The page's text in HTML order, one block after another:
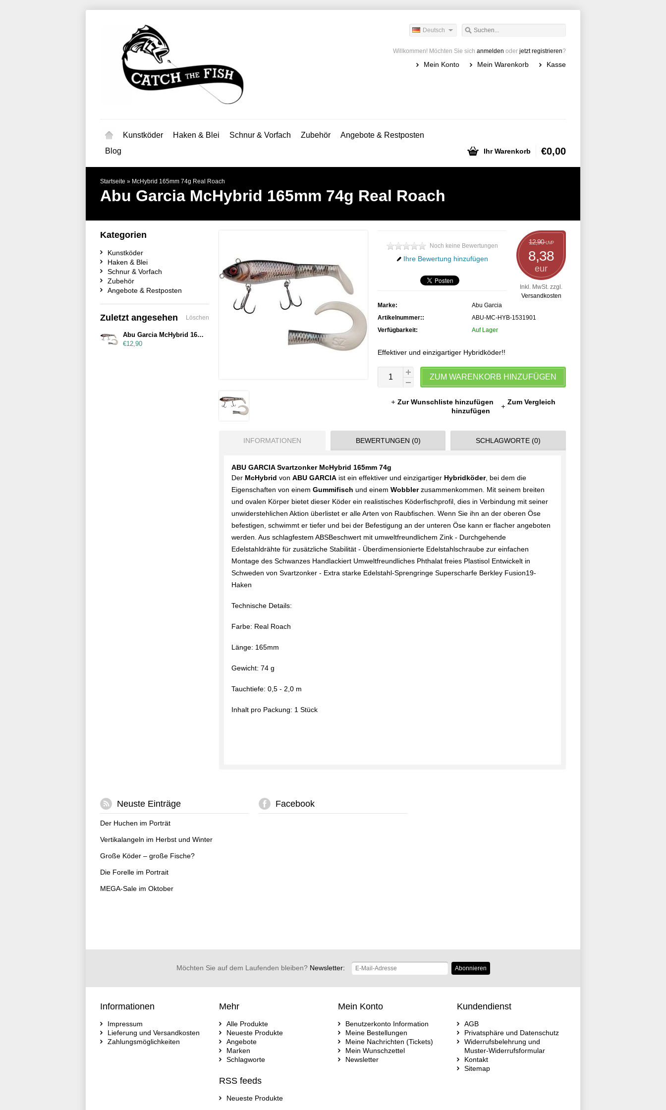
Deutsch
Willkommen! Möchten Sie sich anmelden oder jetzt registrieren?
Mein Konto Mein Warenkorb Kasse
Kunstköder Haken & Blei Schnur & Vorfach Zubehör
Angebote & Restposten
Blog
Ihr Warenkorb €0,00
Startseite » McHybrid 165mm 74g Real Roach
Abu Garcia McHybrid 165mm 74g Real Roach
12,90UVP
8,38
eur
Inkl. MwSt. zzgl.
Versandkosten
Noch keine Bewertungen
Ihre Bewertung hinzufügen
Marke:
Abu Garcia
Artikelnummer::
ABU-MC-HYB-1531901
Verfügbarkeit:
Auf Lager
Effektiver und einzigartiger Hybridköder!!
ZUM WARENKORB HINZUFÜGEN
Zur Wunschliste hinzufügen
Zum Vergleich
hinzufügen
INFORMATIONEN BEWERTUNGEN (0) SCHLAGWORTE (0)
ABU GARCIA Svartzonker McHybrid 165mm 74g
Der McHybrid von ABU GARCIA ist ein effektiver und einzigartiger Hybridköder, bei dem die
Eigenschaften von einem Gummifisch und einem Wobblerzusammenkommen. Mit seinem breiten
und ovalen Körper bietet dieser Köder ein realistisches Köderfischprofil, dies in Verbindung mit seiner
unwiderstehlichen Aktion überlistet er alle Arten von Raubfischen. Wenn Sie ihn an der oberen Öse
befestigen, schwimmt er tiefer und bei der Befestigung an der unteren Öse kann er flacher angeboten
werden. Aus schlagfestem ABSBeschwert mit umweltfreundlichem Zink - Durchgehende
Edelstahldrähte für zusätzliche Stabilität - Überdimensionierte Edelstahlschraube zur einfachen
Montage des Schwanzes Handlackiert Umweltfreundliches Phthalat freies Plastisol Entwickelt in
Schweden von Svartzonker - Extra starke Edelstahl-Sprengringe Superscharfe Berkley Fusion19-
Haken
Technische Details:
Farbe: Real Roach
Länge: 165mm
Gewicht: 74 g
Tauchtiefe: 0,5 - 2,0 m
Inhalt pro Packung: 1 Stück
Kategorien
Kunstköder
Haken & Blei
Schnur & Vorfach
Zubehör
Angebote & Restposten
Zuletzt angesehen Löschen
Abu Garcia McHybrid 165mm 74g Real Roach
€12,90
Neuste Einträge
Der Huchen im Porträt
Vertikalangeln im Herbst und Winter
Große Köder – große Fische?
Die Forelle im Portrait
MEGA-Sale im Oktober
Facebook
Möchten Sie auf dem Laufenden bleiben?Newsletter: Abonnieren
Informationen
Impressum
Lieferung und Versandkosten
Zahlungsmöglichkeiten
Mehr
Alle Produkte
Neueste Produkte
Angebote
Marken
Schlagworte
RSS feeds
Neueste Produkte
Mein Konto
Benutzerkonto Information
Meine Bestellungen
Meine Nachrichten (Tickets)
Mein Wunschzettel
Newsletter
Kundendienst
AGB
Privatsphäre und Datenschutz
Widerrufsbelehrung und
Muster-Widerrufsformular
Kontakt
Sitemap